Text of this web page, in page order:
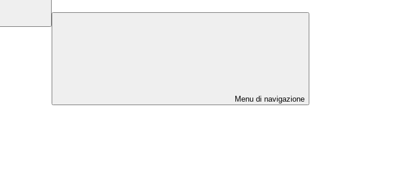
Menu di navigazione